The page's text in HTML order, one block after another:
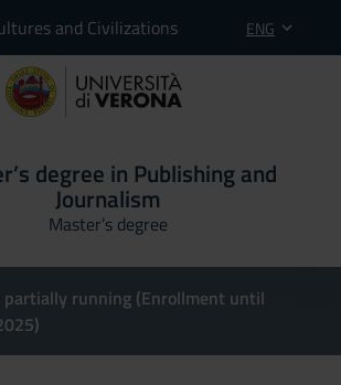
and Civilizations ENG
degree in Publishing and
Journalism
Master’s degree
partially running (Enrollment until